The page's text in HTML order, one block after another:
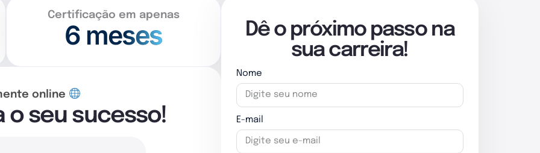
Certificação em apenas
6 meses
online
seu sucesso!
Dê o próximo passo na
sua carreira!
Nome
E-mail